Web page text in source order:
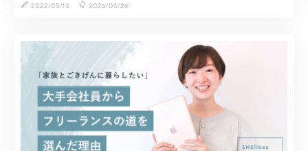
2022/05/13
2026/03/26